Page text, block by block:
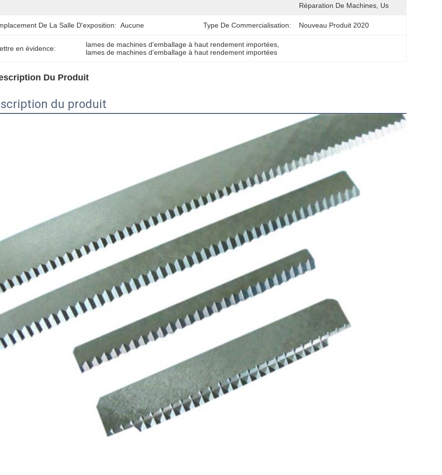
Réparation De Machines, Us
De La Salle D'exposition: Aucune Type De Commercialisation: Nouveau Produit 2020
en évidence: lames de machines d'emballage à haut rendement importées
lames de machines d'emballage à haut rendement importées
Du Produit
du produit